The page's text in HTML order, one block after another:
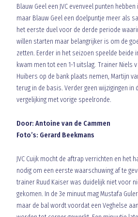
Blauw Geel een JVC evenveel punten
maar Blauw Geel een doelpuntje meer als
het eerste duel voor de derde periode
willen starten maar belangrijker is om de
zetten. Eerder in het seizoen speelde beide
kwam men tot een 1-1 uitslag. Trainer Niels
Huibers op de bank plaats nemen, Martijn
terug in de basis. Verder geen wijzigingen in
vergelijking met vorige speelronde.
Door: Antoine van de Cammen
Foto’s: Gerard Beekmans
JVC Cuijk mocht de aftrap verrichten en het
nodig om een eerste waarschuwing af te
trainer Ruud Kaiser was duidelijk niet voor
gekomen. In de 3e minuut mag Mustafa
maar de bal wordt voordat een Veghelse